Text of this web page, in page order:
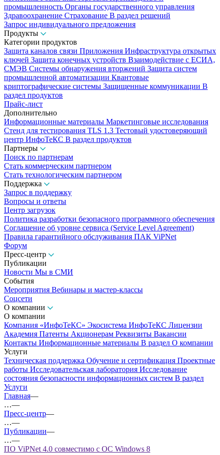
промышленность Органы государственного управления
Здравоохранение Страхование В раздел решений
Запрос индивидуального предложения
Продукты
Категории продуктов
Защита каналов связи Приложения Инфраструктура открытых
ключей Защита конечных устройств Взаимодействие с ЕСИА,
СМЭВ Системы обнаружения вторжений Защита систем
промышленной автоматизации Квантовые
криптографические системы Защищенные коммуникации В
раздел продуктов
Прайс-лист
Дополнительно
Информационные материалы Маркетинговые исследования
Стенд для тестирования TLS 1.3 Тестовый удостоверяющий
центр ИнфоТеКС В раздел продуктов
Партнеры
Поиск по партнерам
Стать коммерческим партнером
Стать технологическим партнером
Поддержка
Запрос в поддержку
Вопросы и ответы
Центр загрузок
Политика разработки безопасного программного обеспечения
Соглашение об уровне сервиса (Service Level Agreement)
Правила гарантийного обслуживания ПАК ViPNet
Форум
Пресс-центр
Публикации
Новости Мы в СМИ
События
Мероприятия Вебинары и мастер-классы
Соцсети
О компании
О компании
Компания «ИнфоТеКС» Экосистема ИнфоТеКС Лицензии
Академия Патенты Акционерам Реквизиты Вакансии
Контакты Информационные материалы В раздел О компании
Услуги
Техническая поддержка Обучение и сертификация Проектные
работы Исследовательская лаборатория Исследование
состояния безопасности информационных систем В раздел
Услуги
Главная—
…—
Пресс-центр—
…—
Публикации—
…—
ПО ViPNet 4.0 совместимо с ОС Windows 8